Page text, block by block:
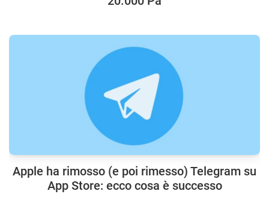
Apple ha rimosso (e poi rimesso) Telegram su
App Store: ecco cosa è successo